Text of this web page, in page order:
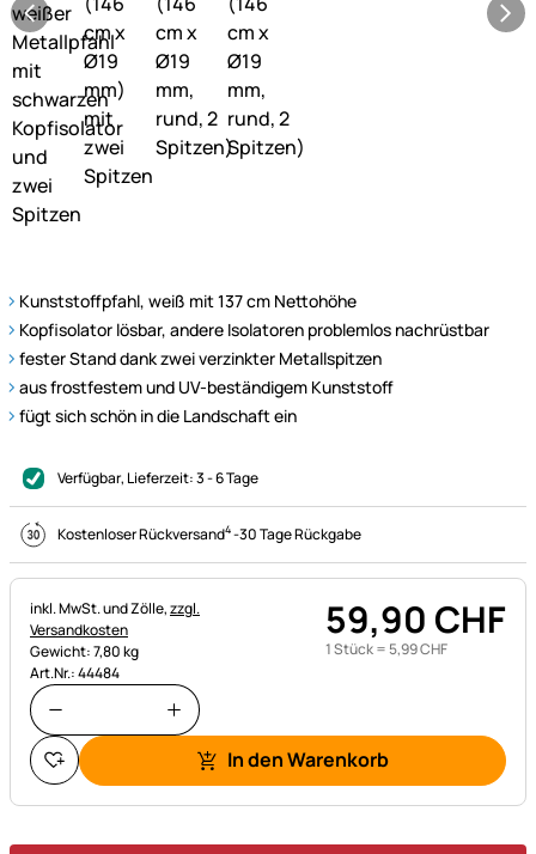
Kunststoffpfahl, weiß mit 137 cm Nettohöhe
Kopfisolator lösbar, andere Isolatoren problemlos nachrüstbar
fester Stand dank zwei verzinkter Metallspitzen
aus frostfestem und UV-beständigem Kunststoff
fügt sich schön in die Landschaft ein
Verfügbar, Lieferzeit:3 - 6 Tage
Kostenloser Rückversand4-30 Tage Rückgabe
Steuerhinweis:
inkl. MwSt. und Zölle,zzgl.
Versandkosten
Gewicht: 7,80 kg
Art.Nr.: 44484
59,90 CHF
1 Stück = 5,99CHF
In den Warenkorb